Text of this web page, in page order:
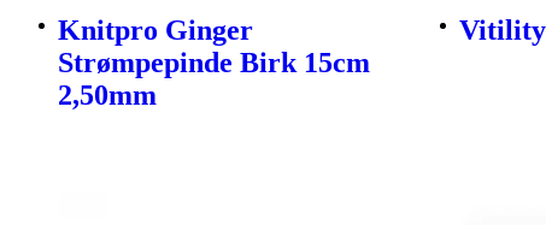
Knitpro Ginger
Strømpepinde Birk 15cm
2,50mm
Vitility